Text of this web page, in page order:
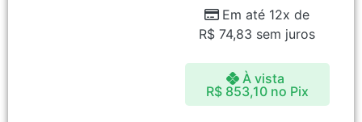
Em até 12x de
R$ 74,83 sem juros
À vista
R$853,10 no Pix